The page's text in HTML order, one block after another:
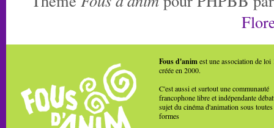
Fous d'animest une association de loi
créée en 2000.
C'est aussi et surtout une communauté
francophone libre et indépendante
sujet du cinéma d'animation sous toutes
formes